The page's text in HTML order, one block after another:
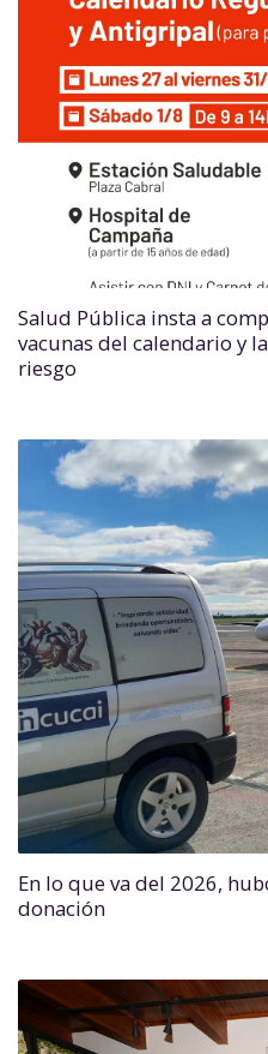
Salud Pública insta a
vacunas del calendario y
riesgo
En lo que va del 2026,
donación